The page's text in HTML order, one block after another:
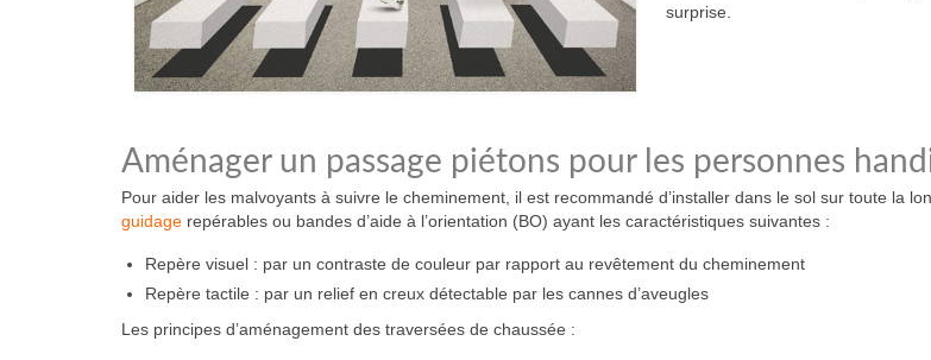
surprise.
Aménager un passage piétons pour les personnes
Pour aider les malvoyants à suivre le cheminement, il est recommandé d’installer dans le sol sur toute la
guidage repérables ou bandes d’aide à l’orientation (BO) ayant les caractéristiques suivantes :
Repère visuel : par un contraste de couleur par rapport au revêtement du cheminement
Repère tactile : par un relief en creux détectable par les cannes d’aveugles
Les principes d’aménagement des traversées de chaussée :